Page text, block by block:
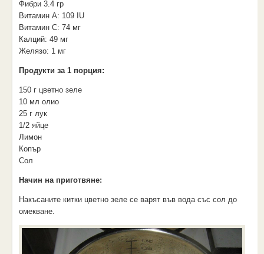
Фибри 3.4 гр
Витамин А: 109 IU
Витамин С: 74 мг
Калций: 49 мг
Желязо: 1 мг
Продукти за 1 порция:
150 г цветно зеле
10 мл олио
25 г лук
1/2 яйце
Лимон
Копър
Сол
Начин на приготвяне:
Накъсаните китки цветно зеле се варят във вода със сол до
омекване.